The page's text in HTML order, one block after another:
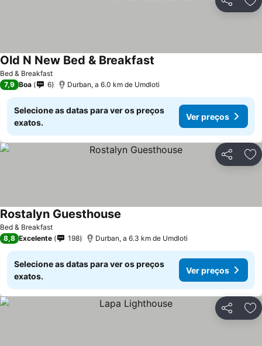
Partilhar
Bed & Breakfast
Old N New Bed & Breakfast
7,9 Boa 6 Durban, a 6.0 km de Umdloti
Selecione as datas para ver os preços
exatos.
Ver preços
Partilhar
Bed & Breakfast
Rostalyn Guesthouse
8,8 Excelente 198 Durban, a 6.3 km de Umdloti
Selecione as datas para ver os preços
exatos.
Ver preços
Partilhar